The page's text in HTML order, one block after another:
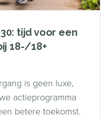
tijd voor een
18-/18+
is geen luxe,
actieprogramma
betere toekomst.